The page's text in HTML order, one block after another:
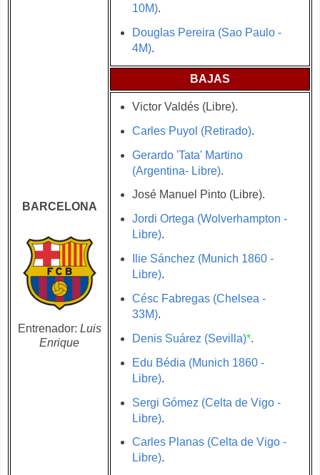
BARCELONA
Entrenador: Luis
Enrique
10M).
Douglas Pereira (Sao Paulo -
4M).
BAJAS
Victor Valdés (Libre).
Carles Puyol (Retirado).
Gerardo 'Tata' Martino
(Argentina- Libre).
José Manuel Pinto (Libre).
Jordi Ortega (Wolverhampton -
Libre).
Ilie Sánchez (Munich 1860 -
Libre).
Césc Fabregas (Chelsea -
33M).
Denis Suárez (Sevilla)*.
Edu Bédia (Munich 1860 -
Libre).
Sergi Gómez (Celta de Vigo -
Libre).
Carles Planas (Celta de Vigo -
Libre).